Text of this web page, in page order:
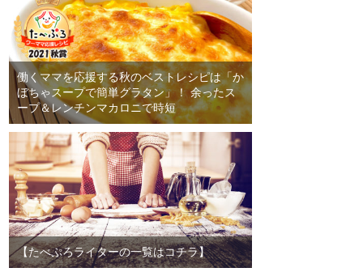
働くママを応援する秋のベストレシピは「か
ぼちゃスープで簡単グラタン」！ 余ったス
ープ＆レンチンマカロニで時短
【たべぷろライターの一覧はコチラ】